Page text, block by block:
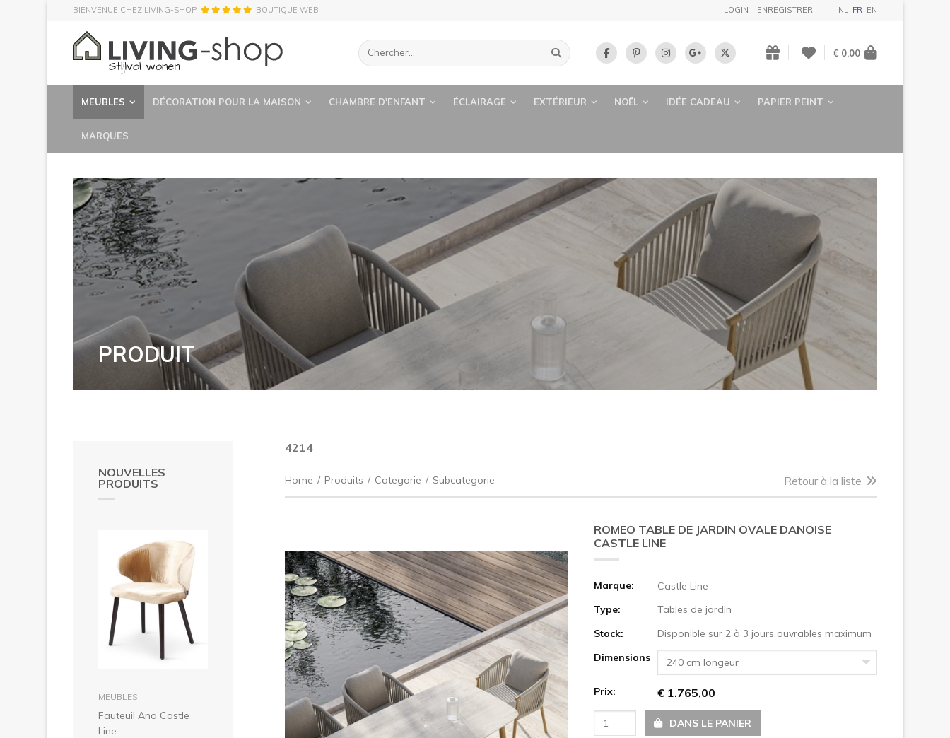
BIENVENUE CHEZ LIVING-SHOP BOUTIQUE WEB LOGIN ENREGISTRER NL FR EN
€ 0,00
MEUBLES DÉCORATION POUR LA MAISON CHAMBRE D'ENFANT ÉCLAIRAGE EXTÉRIEUR NOËL IDÉE CADEAU PAPIER PEINT
MARQUES
PRODUIT
NOUVELLES
PRODUITS
dans le panier
MEUBLES
Fauteuil Ana Castle
Line
4214
Home / Produits / Categorie / Subcategorie Retour à la liste
Précédent Suivant
ROMEO TABLE DE JARDIN OVALE DANOISE
CASTLE LINE
Marque:
Castle Line
Type:
Tables de jardin
Stock:
Disponible sur 2 à 3 jours ouvrables maximum
Dimensions
240 cm longeur
Prix: € 1.765,00
DANS LE PANIER